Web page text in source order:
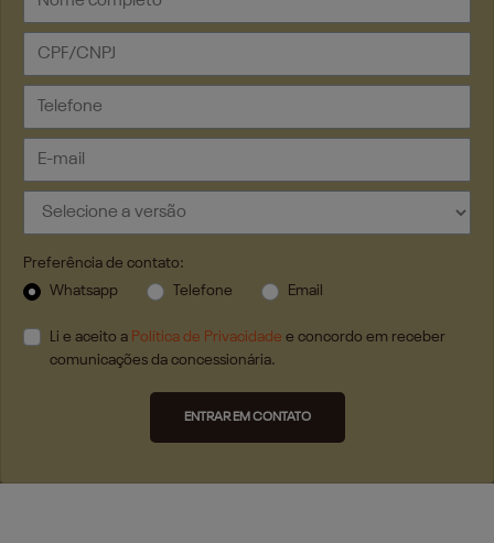
Preferência de contato:
Whatsapp
Telefone Email
Li e aceito a Política de Privacidade e concordo em receber
comunicações da concessionária.
ENTRAR EM CONTATO